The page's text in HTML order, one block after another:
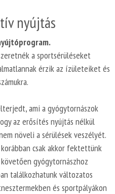
nyújtás
a sportsérüléseket
érzik az ízületeiket és
ami a gyógytornászok
az erősítés nyújtás nélkül
növeli a sérülések veszélyét.
csak akkor fektettünk
gyógytornászhoz
találkozhatunk változatos
és sportpályákon